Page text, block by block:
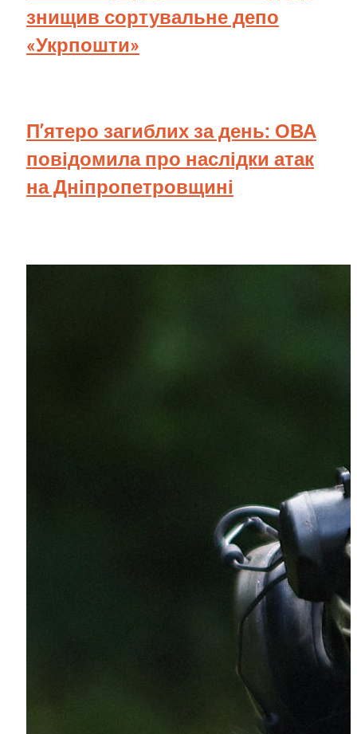
знищив сортувальне депо
«Укрпошти»
П’ятеро загиблих за день: ОВА
повідомила про наслідки атак
на Дніпропетровщині